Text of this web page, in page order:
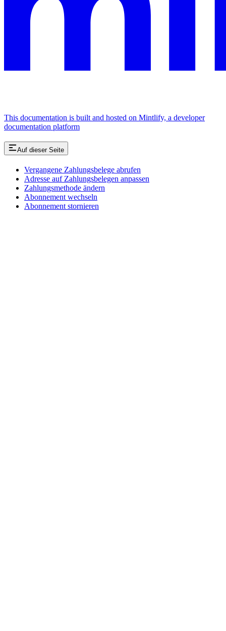
This documentation is built and hosted on Mintlify, a developer
documentation platform
Auf dieser Seite
Vergangene Zahlungsbelege abrufen
Adresse auf Zahlungsbelegen anpassen
Zahlungsmethode ändern
Abonnement wechseln
Abonnement stornieren